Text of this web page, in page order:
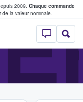
2009. Chaque commande
de la valeur nominale.
StubHub - Où
billets